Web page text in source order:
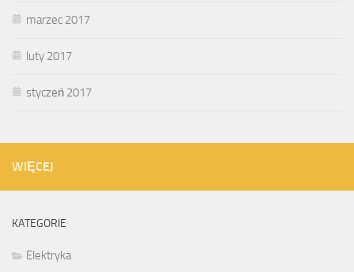
marzec 2017
luty 2017
styczeń 2017
WIĘCEJ
KATEGORIE
Elektryka